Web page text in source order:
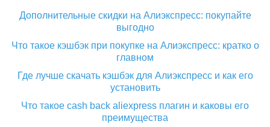
Дополнительные скидки на Алиэкспресс: покупайте
выгодно
Что такое кэшбэк при покупке на Алиэкспресс: кратко о
главном
Где лучше скачать кэшбэк для Алиэкспресс и как его
установить
Что такое cash back aliexpress плагин и каковы его
преимущества